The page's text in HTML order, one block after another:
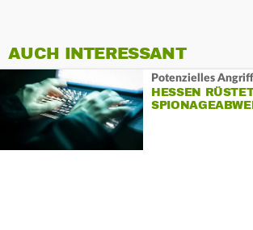
AUCH INTERESSANT
Potenzielles
HESSEN